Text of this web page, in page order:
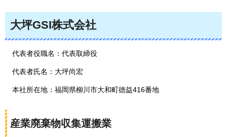
大坪GSI株式会社
代表者役職名：代表取締役
代表者氏名：大坪尚宏
本社所在地：福岡県柳川市大和町徳益416番地
産業廃棄物収集運搬業